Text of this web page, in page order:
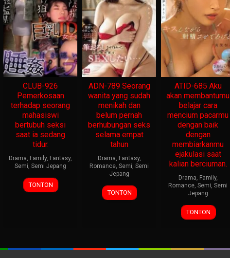
CLUB-926
Pemerkosaan
terhadap seorang
mahasiswi
bertubuh seksi
saat ia sedang
tidur.
Drama, Family, Fantasy,
Semi, Semi Jepang
TONTON
ADN-789 Seorang
wanita yang sudah
menikah dan
belum pernah
berhubungan seks
selama empat
tahun
Drama, Fantasy,
Romance, Semi, Semi
Jepang
TONTON
ATID-685 Aku
akan membantumu
belajar cara
mencium pacarmu
dengan baik
dengan
membiarkanmu
ejakulasi saat
kalian berciuman.
Drama, Family,
Romance, Semi, Semi
Jepang
TONTON